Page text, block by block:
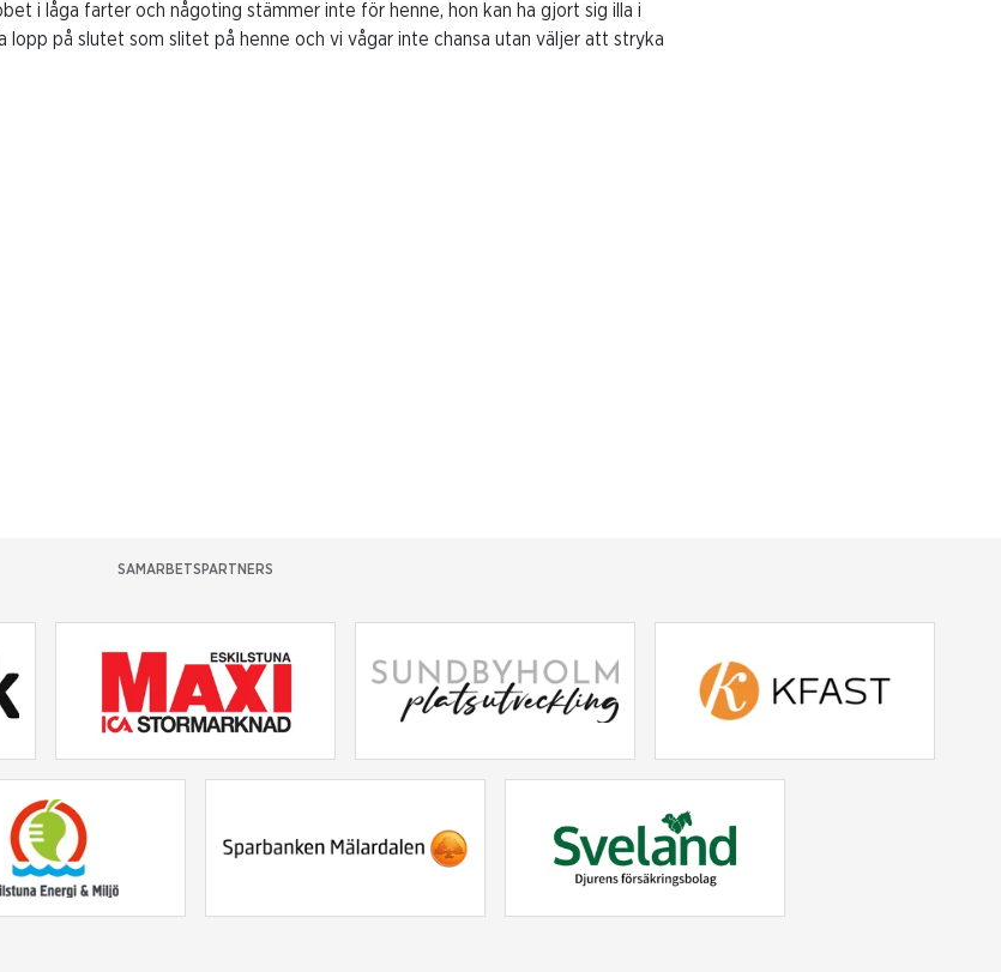
i låga farter och någoting stämmer inte för henne, hon kan ha gjort sig illa i
på slutet som slitet på henne och vi vågar inte chansa utan väljer att stryka
SAMARBETSPARTNERS